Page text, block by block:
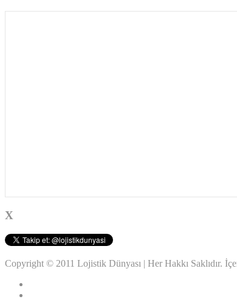
X
Copyright © 2011 Lojistik Dünyası | Her Hakkı Saklıdır.